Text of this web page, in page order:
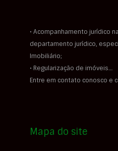
• Acompanhamento jurídico
departamento jurídico,
Imobiliário;
• Regularização de imóveis…
Entre em contato conosco e
Mapa do site